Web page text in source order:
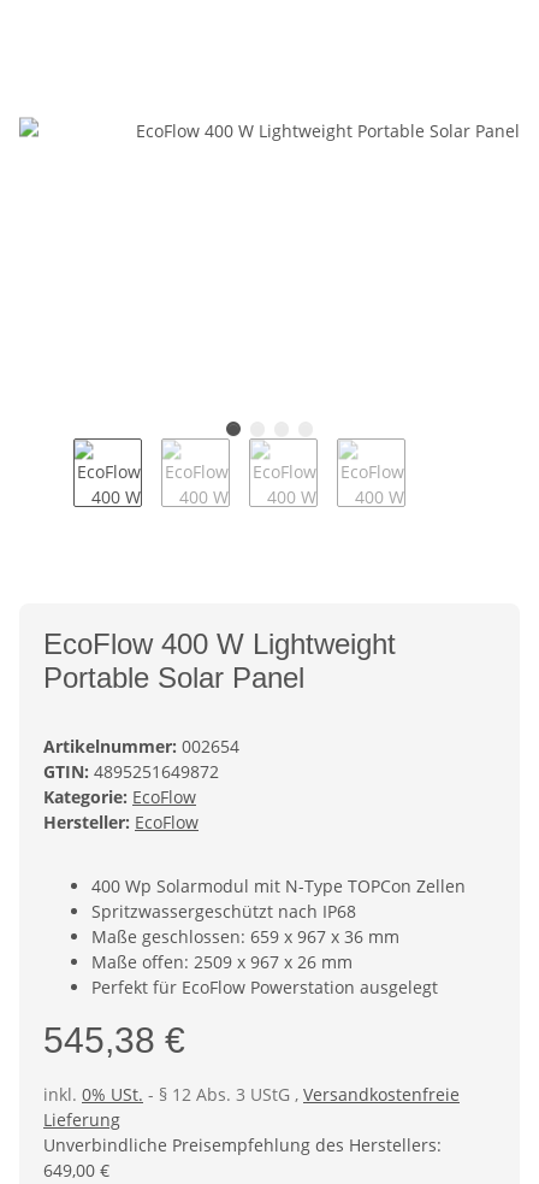
EcoFlow 400 W Lightweight
Portable Solar Panel
Artikelnummer: 002654
GTIN: 4895251649872
Kategorie: EcoFlow
Hersteller: EcoFlow
400 Wp Solarmodul mit N-Type TOPCon Zellen
Spritzwassergeschützt nach IP68
Maße geschlossen: 659 x 967 x 36 mm
Maße offen: 2509 x 967 x 26 mm
Perfekt für EcoFlow Powerstation ausgelegt
545,38 €
inkl. 0% USt. - § 12 Abs. 3 UStG , Versandkostenfreie
Lieferung
Unverbindliche Preisempfehlung des Herstellers:
649,00 €